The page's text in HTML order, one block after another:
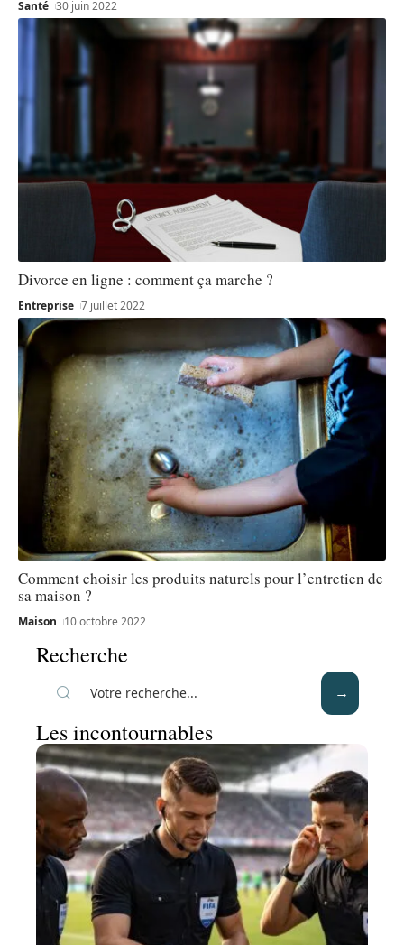
Santé 30 juin 2022
Divorce en ligne : comment ça marche ?
Entreprise 7 juillet 2022
Comment choisir les produits naturels pour l’entretien de
sa maison ?
Maison 10 octobre 2022
Recherche
Les incontournables